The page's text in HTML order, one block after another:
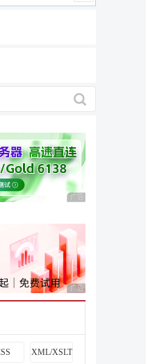
广告 商业广告，理性
广告 商业广告，理性
XML/XSLT